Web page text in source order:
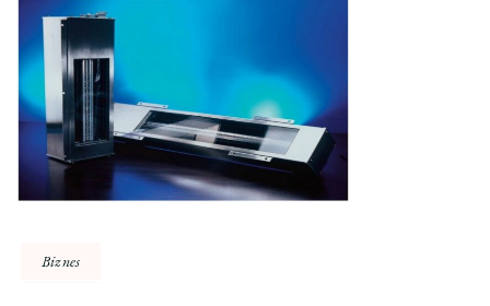
Biznes